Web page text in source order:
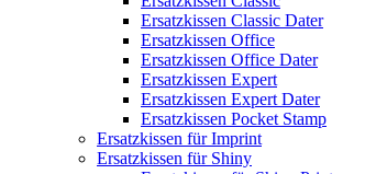
Ersatzkissen Classic Dater
Ersatzkissen Office
Ersatzkissen Office Dater
Ersatzkissen Expert
Ersatzkissen Expert Dater
Ersatzkissen Pocket Stamp
Ersatzkissen für Imprint
Ersatzkissen für Shiny